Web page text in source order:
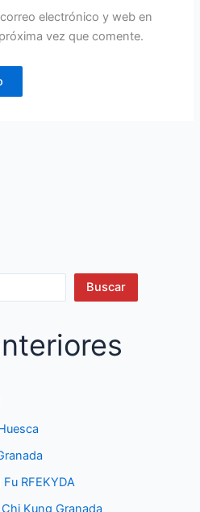
electrónico y web en
vez que comente.
Buscar
RFEKYDA
Kung Granada